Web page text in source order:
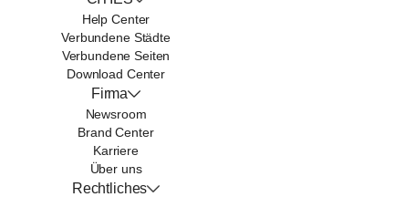
Help Center
Verbundene Städte
Verbundene Seiten
Download Center
Firma
Newsroom
Brand Center
Karriere
Über uns
Rechtliches